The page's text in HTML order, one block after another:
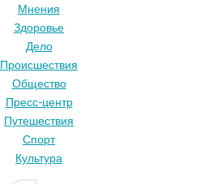
Мнения
Здоровье
Дело
Происшествия
Общество
Пресс-центр
Путешествия
Спорт
Культура